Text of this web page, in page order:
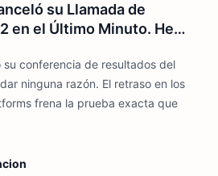
su Llamada de
en el Último Minuto. He
su conferencia de resultados del
ninguna razón. El retraso en los
frena la prueba exacta que